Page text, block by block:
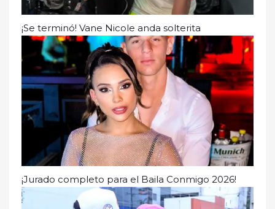
¡Se terminó! Vane Nicole anda solterita
¡Jurado completo para el Baila Conmigo 2026!